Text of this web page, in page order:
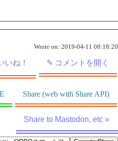
Wrote on: 2019-04-11 08:18:20
Share (web with Share API)
Share to Mastodon, etc »